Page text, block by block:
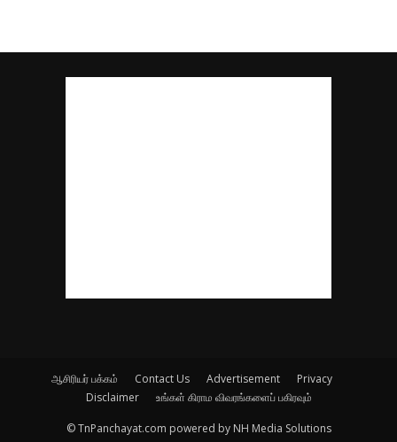
ஆசிரியர் பக்கம் Contact Us Advertisement
Privacy
Disclaimer
உங்கள் கிராம விவரங்களைப் பகிரவும்
© TnPanchayat.com powered by NH Media Solutions